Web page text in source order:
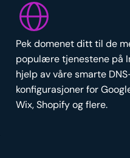
Pek domenet ditt til de
populære tjenestene på
hjelp av våre smarte
konfigurasjoner for
Wix, Shopify og flere.